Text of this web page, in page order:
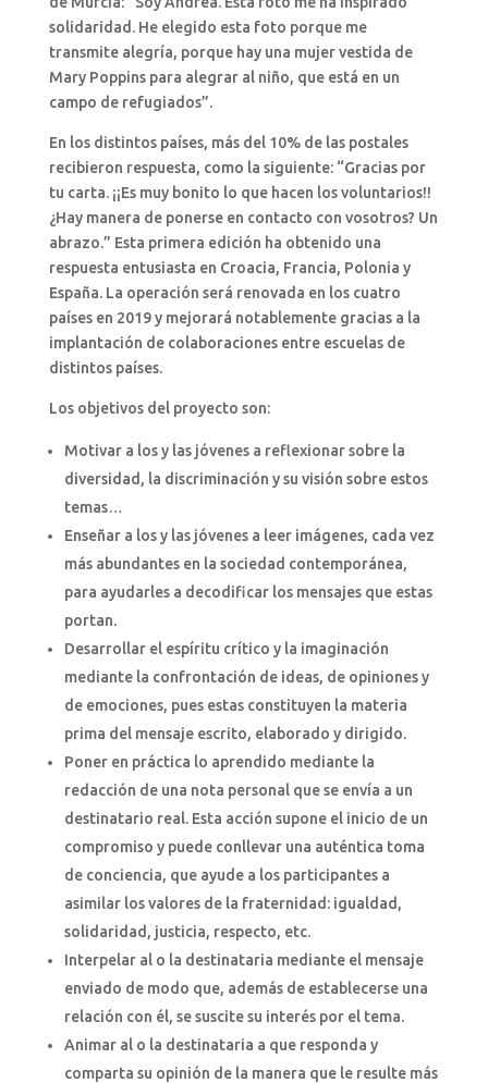
solidaridad. He elegido esta foto porque me
transmite alegría, porque hay una mujer vestida de
Mary Poppins para alegrar al niño, que está en un
campo de refugiados”.
En los distintos países, más del 10% de las postales
recibieron respuesta, como la siguiente: “Gracias por
tu carta. ¡¡Es muy bonito lo que hacen los voluntarios!!
¿Hay manera de ponerse en contacto con vosotros? Un
abrazo.” Esta primera edición ha obtenido una
respuesta entusiasta en Croacia, Francia, Polonia y
España. La operación será renovada en los cuatro
países en 2019 y mejorará notablemente gracias a la
implantación de colaboraciones entre escuelas de
distintos países.
Los objetivos del proyecto son:
Motivar a los y las jóvenes a reflexionar sobre la
diversidad, la discriminación y su visión sobre estos
temas…
Enseñar a los y las jóvenes a leer imágenes, cada vez
más abundantes en la sociedad contemporánea,
para ayudarles a decodificar los mensajes que estas
portan.
Desarrollar el espíritu crítico y la imaginación
mediante la confrontación de ideas, de opiniones y
de emociones, pues estas constituyen la materia
prima del mensaje escrito, elaborado y dirigido.
Poner en práctica lo aprendido mediante la
redacción de una nota personal que se envía a un
destinatario real. Esta acción supone el inicio de un
compromiso y puede conllevar una auténtica toma
de conciencia, que ayude a los participantes a
asimilar los valores de la fraternidad: igualdad,
solidaridad, justicia, respecto, etc.
Interpelar al o la destinataria mediante el mensaje
enviado de modo que, además de establecerse una
relación con él, se suscite su interés por el tema.
Animar al o la destinataria a que responda y
comparta su opinión de la manera que le resulte más